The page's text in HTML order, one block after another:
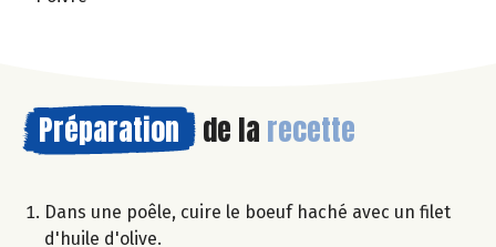
Préparation de la recette
Dans une poêle, cuire le boeuf haché avec un filet
d'huile d'olive.